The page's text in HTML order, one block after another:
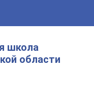
школа
области